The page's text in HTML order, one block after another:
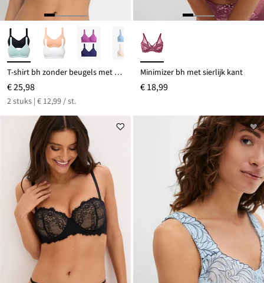
T-shirt bh zonder beugels met katoen (set van 2)
€ 25,98
2 stuks | € 12,99 / st.
Minimizer bh met sierlijk kant
€ 18,99